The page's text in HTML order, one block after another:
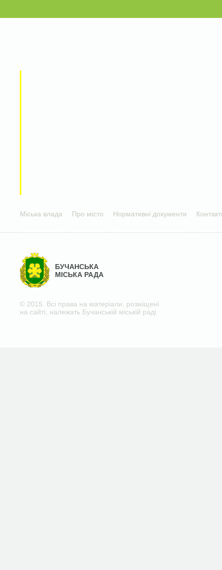
Міська влада Про місто Нормативні документи
БУЧАНСЬКА
МІСЬКА РАДА
© 2015. Всі права на матеріали, розміщені
на сайті, належать Бучанській міській раді